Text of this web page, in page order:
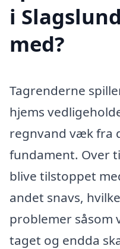
i
med?
Tagrenderne
hjems
regnvand væk fra
fundament. Over
blive tilstoppet
andet snavs,
problemer såsom
taget og endda